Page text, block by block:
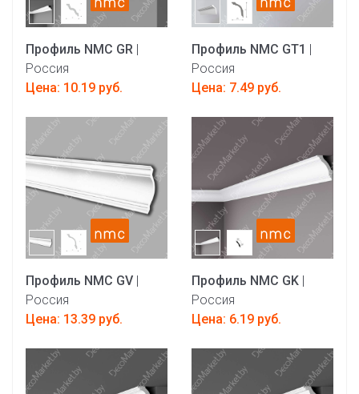
Профиль NMC GR |
Россия
Цена: 10.19 руб.
Профиль NMC GT1 |
Россия
Цена: 7.49 руб.
Профиль NMC GV |
Россия
Цена: 13.39 руб.
Профиль NMC GK |
Россия
Цена: 6.19 руб.